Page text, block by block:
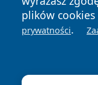
plików cookies
prywatności.